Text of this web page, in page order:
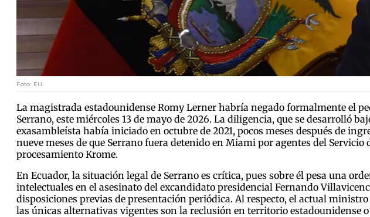
Foto: EU.
La magistrada estadounidense Romy Lerner habría negado formalmente el
Serrano, este miércoles 13 de mayo de 2026. La diligencia, que se desarrolló
exasambleísta había iniciado en octubre de 2021, pocos meses después de
nueve meses de que Serrano fuera detenido en Miami por agentes del
procesamiento Krome.
En Ecuador, la situación legal de Serrano es crítica, pues sobre él pesa una
intelectuales en el asesinato del excandidato presidencial Fernando
disposiciones previas de presentación periódica. Al respecto, el actual
las únicas alternativas vigentes son la reclusión en territorio estadounidense